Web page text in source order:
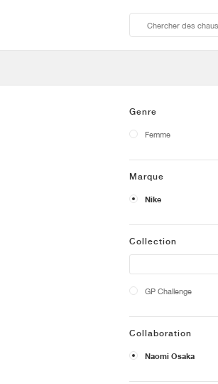
Genre
Femme
Marque
Nike
Collection
GP Challenge
Collaboration
Naomi Osaka